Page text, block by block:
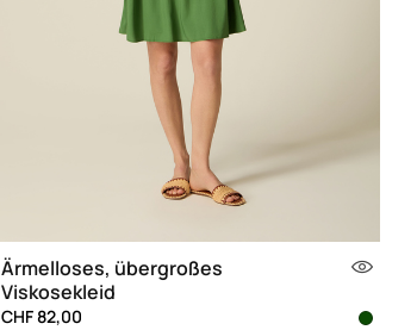
Ärmelloses, übergroßes
Viskosekleid
CHF 82,00